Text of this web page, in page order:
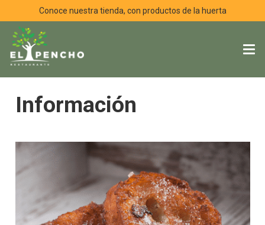
Conoce nuestra tienda, con productos de la huerta
Información